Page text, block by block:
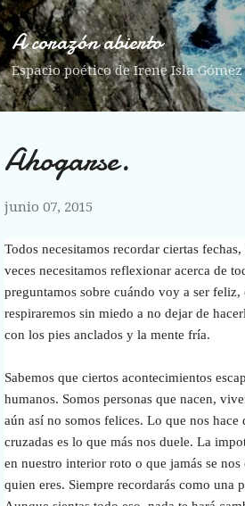
A corazón abierto
Espacio poético de Irene Isla Gómez
Ahogarse.
junio 07, 2015
Todos necesitamos recordar ciertas
veces necesitamos reflexionar acerca de
preguntamos sobre cuándo voy a ser
respiraremos sin miedo a no dejar de
con los pies anclados y la mente fría.
Sabemos que ciertos acontecimientos
humanos. Somos personas que nacen,
aún así no somos felices. Lo que nos
cruzadas es lo que más nos duele. La
en nuestro interior roto o que jamás se
quien eres. Siempre recordarás como una